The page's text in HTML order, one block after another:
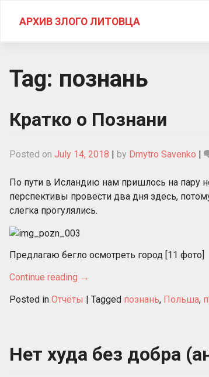
АРХИВ ЗЛОГО ЛИТОВЦА
Tag: познань
Кратко о Познани
Posted on July 14, 2018 by Dmytro Savenko
По пути в Исландию нам пришлось на пару
перспективы провести два дня здесь,
слегка прогулялись.
Предлагаю бегло осмотреть город [11 фото]
Continue reading →
Posted in Отчёты | Tagged познань, Польша,
Нет худа без добра